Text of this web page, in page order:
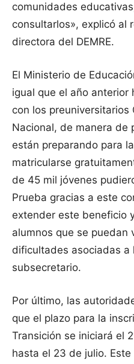
comunidades
consultarlos», explicó al
directora del DEMRE.
El Ministerio de
igual que el año anterior
con los preuniversitarios
Nacional, de manera de
están preparando para
matricularse
de 45 mil jóvenes
Prueba gracias a este
extender este beneficio
alumnos que se puedan
dificultades asociadas a
subsecretario.
Por último, las
que el plazo para la
Transición se iniciará el
hasta el 23 de julio.